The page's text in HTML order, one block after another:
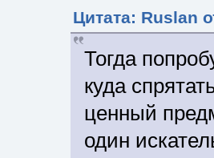
Цитата: Ruslan
Тогда
куда
ценный
один